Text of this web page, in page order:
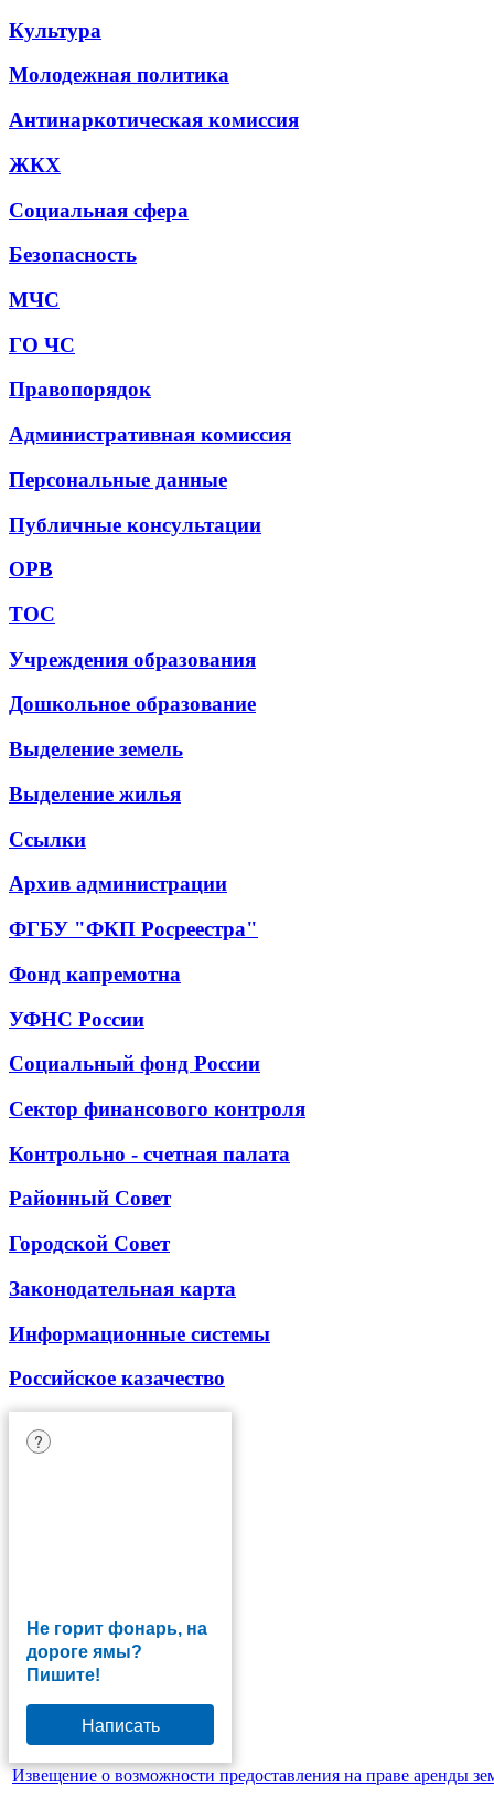
Культура
Молодежная политика
Антинаркотическая комиссия
ЖКХ
Социальная сфера
Безопасность
МЧС
ГО ЧС
Правопорядок
Административная комиссия
Персональные данные
Публичные консультации
ОРВ
ТОС
Учреждения образования
Дошкольное образование
Выделение земель
Выделение жилья
Ссылки
Архив администрации
ФГБУ "ФКП Росреестра"
Фонд капремотна
УФНС России
Социальный фонд России
Сектор финансового контроля
Контрольно - счетная палата
Районный Совет
Городской Совет
Законодательная карта
Информационные системы
Российское казачество
Не горит фонарь, на
дороге ямы?
Пишите!
Написать
?
Извещение о возможности предоставления на праве аренды